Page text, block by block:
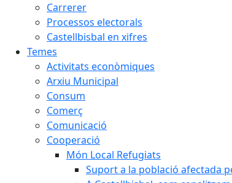
Carrerer
Processos electorals
Castellbisbal en xifres
Temes
Activitats econòmiques
Arxiu Municipal
Consum
Comerç
Comunicació
Cooperació
Món Local Refugiats
Suport a la població afectada